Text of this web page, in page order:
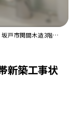
坂戸市関間木造3階建て18世帯新築工事状況-3
新築工事状